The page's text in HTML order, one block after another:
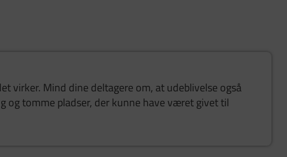
virker. Mind dine deltagere om, at udeblivelse også
og tomme pladser, der kunne have været givet til